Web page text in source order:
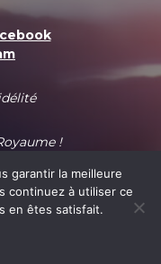
!
garantir la meilleure
continuez à utiliser ce
en êtes satisfait.